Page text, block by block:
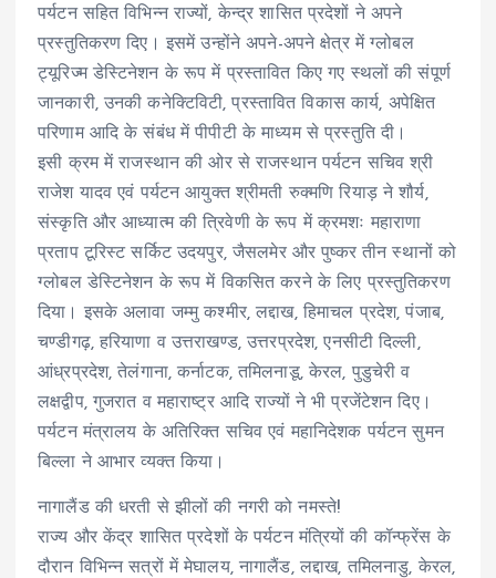
पर्यटन सहित विभिन्न राज्यों, केन्द्र शासित प्रदेशों ने अपने
प्रस्तुतिकरण दिए। इसमें उन्होंने अपने-अपने क्षेत्र में ग्लोबल
ट्यूरिज्म डेस्टिनेशन के रूप में प्रस्तावित किए गए स्थलों की संपूर्ण
जानकारी, उनकी कनेक्टिविटी, प्रस्तावित विकास कार्य, अपेक्षित
परिणाम आदि के संबंध में पीपीटी के माध्यम से प्रस्तुति दी।
इसी क्रम में राजस्थान की ओर से राजस्थान पर्यटन सचिव श्री
राजेश यादव एवं पर्यटन आयुक्त श्रीमती रुक्मणि रियाड़ ने शौर्य,
संस्कृति और आध्यात्म की त्रिवेणी के रूप में क्रमशः महाराणा
प्रताप टूरिस्ट सर्किट उदयपुर, जैसलमेर और पुष्कर तीन स्थानों को
ग्लोबल डेस्टिनेशन के रूप में विकसित करने के लिए प्रस्तुतिकरण
दिया। इसके अलावा जम्मु कश्मीर, लद्दाख, हिमाचल प्रदेश, पंजाब,
चण्डीगढ़, हरियाणा व उत्तराखण्ड, उत्तरप्रदेश, एनसीटी दिल्ली,
आंध्रप्रदेश, तेलंगाना, कर्नाटक, तमिलनाडू, केरल, पुडुचेरी व
लक्षद्वीप, गुजरात व महाराष्ट्र आदि राज्यों ने भी प्रजेंटेशन दिए।
पर्यटन मंत्रालय के अतिरिक्त सचिव एवं महानिदेशक पर्यटन सुमन
बिल्ला ने आभार व्यक्त किया।
नागालैंड की धरती से झीलों की नगरी को नमस्ते!
राज्य और केंद्र शासित प्रदेशों के पर्यटन मंत्रियों की कॉन्फ्रेंस के
दौरान विभिन्न सत्रों में मेघालय, नागालैंड, लद्दाख, तमिलनाडु, केरल,